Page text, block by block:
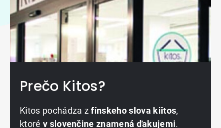
Prečo Kitos?
Kitos pochádza zfínskeho slova kiitos,
ktoré v slovenčine znamená ďakujemi.